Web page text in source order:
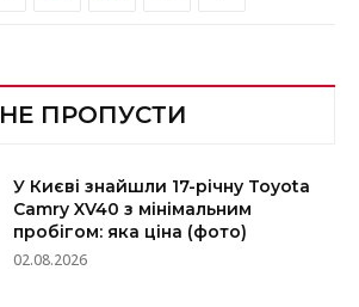
НЕ ПРОПУСТИ
У Києві знайшли 17-річну Toyota
Camry XV40 з мінімальним
пробігом: яка ціна (фото)
02.08.2026